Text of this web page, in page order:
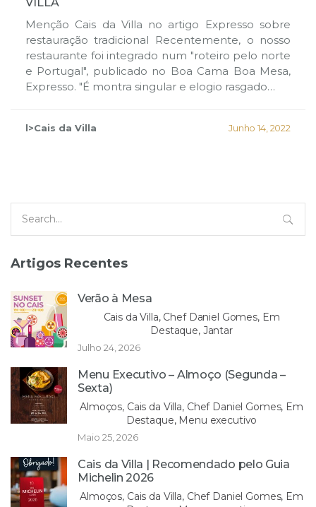
Menção Cais da Villa no artigo Expresso sobre
restauração tradicional Recentemente, o nosso
restaurante foi integrado num "roteiro pelo norte
e Portugal", publicado no Boa Cama Boa Mesa,
Expresso. "É montra singular e elogio rasgado…
l>Cais da Villa Junho 14, 2022
for:
Artigos Recentes
Verão à Mesa
Cais da Villa, Chef Daniel Gomes, Em
Destaque, Jantar
Julho 24, 2026
Menu Executivo – Almoço (Segunda –
Sexta)
Almoços, Cais da Villa, Chef Daniel Gomes, Em
Destaque, Menu executivo
Maio 25, 2026
Cais da Villa | Recomendado pelo Guia
Michelin 2026
Almoços, Cais da Villa, Chef Daniel Gomes, Em